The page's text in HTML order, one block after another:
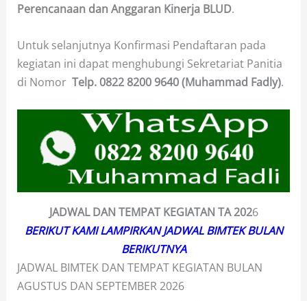
Perencanaan dan Anggaran Kinerja BLUD.
Untuk selanjutnya Konfirmasi Pendaftaran pada
kegiatan ini dapat menghubungi Sekretariat Panitia
di Nomor Telp. 0822 8200 9640 (Muhammad Fadly).
JADWAL DAN TEMPAT KEGIATAN TA 2026
BERIKUT KAMI LAMPIRKAN JADWAL BIMTEK BULAN
BERIKUTNYA
JADWAL BIMTEK DAN TEMPAT KEGIATAN BULAN
AGUSTUS DAN SEPTEMBER 2026